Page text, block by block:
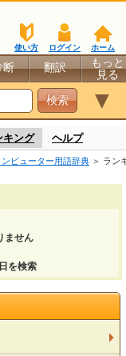
ホーム
ログイン
使い方
断 翻訳
もっと
見る
▼
キング ヘルプ
ンピューター用語辞典 ＞ ラン
ません
を検索